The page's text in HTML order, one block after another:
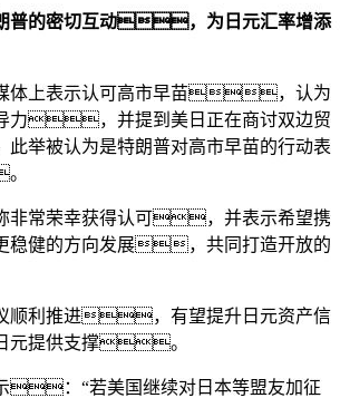
普的密切互动，为日元汇率增添
体上表示认可高市早苗，认为
力，并提到美日正在商讨双边贸
被认为是特朗普对高市早苗的行动表
非常荣幸获得认可，并表示希望携
稳健的方向发展，共同打造开放的
顺利推进，有望提升日元资产信
提供支撑。
：“若美国继续对日本等盟友加征